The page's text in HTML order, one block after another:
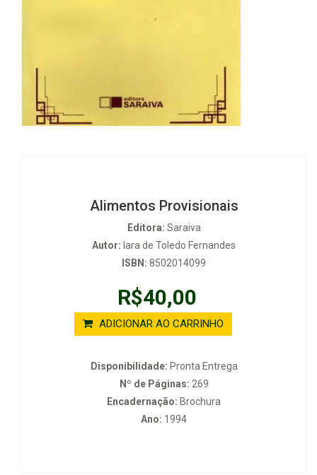
Alimentos Provisionais
Editora: Saraiva
Autor: Iara de Toledo Fernandes
ISBN: 8502014099
R$40,00
ADICIONAR AO CARRINHO
Disponibilidade: Pronta Entrega
Nº de Páginas: 269
Encadernação: Brochura
Ano: 1994